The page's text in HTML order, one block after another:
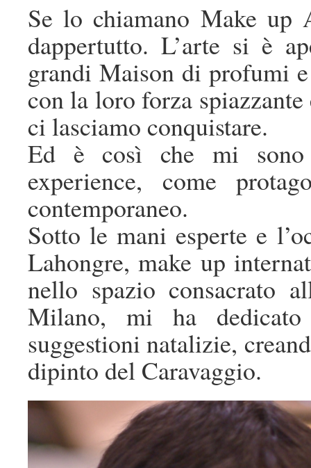
Se lo chiamano Make up
dappertutto. L’arte si è
grandi Maison di profumi
con la loro forza
ci lasciamo conquistare.
Ed è così che mi sono
experience, come
contemporaneo.
Sotto le mani esperte e
Lahongre, make up
nello spazio consacrato
Milano, mi ha
suggestioni natalizie,
dipinto del Caravaggio.